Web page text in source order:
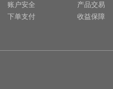
账户安全
下单支付
产品交易
收益保障